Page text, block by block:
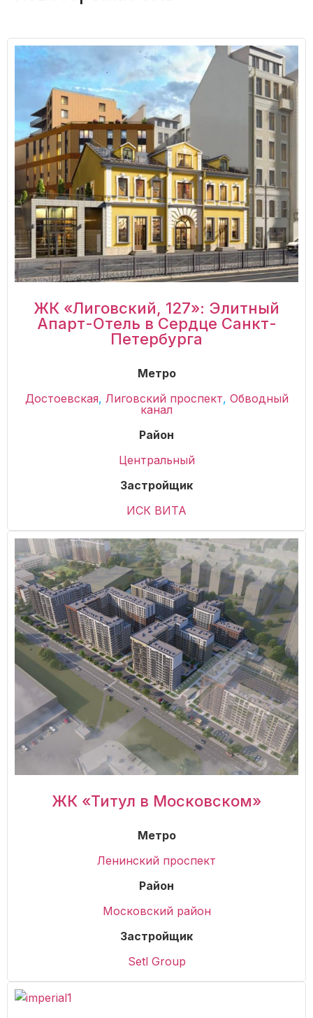
ЖК «Лиговский, 127»: Элитный
Апарт-Отель в Сердце Санкт-
Петербурга
Метро
Достоевская, Лиговский проспект, Обводный
канал
Район
Центральный
Застройщик
ИСК ВИТА
ЖК «Титул в Московском»
Метро
Ленинский проспект
Район
Московский район
Застройщик
Setl Group